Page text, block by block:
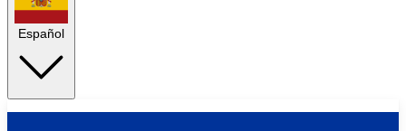
Español